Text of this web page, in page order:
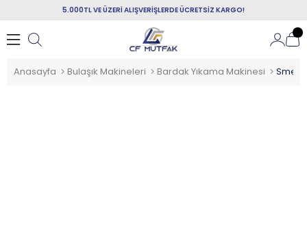
5.000TL VE ÜZERİ ALIŞVERİŞLERDE ÜCRETSİZ KARGO!
Anasayfa Bulaşık Makineleri Bardak Yıkama Makinesi Smeg